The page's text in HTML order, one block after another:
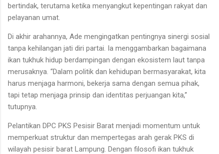
bertindak, terutama ketika menyangkut kepentingan rakyat dan
pelayanan umat.
Di akhir arahannya, Ade mengingatkan pentingnya sinergi sosial
tanpa kehilangan jati diri partai. Ia menggambarkan bagaimana
ikan tukhuk hidup berdampingan dengan ekosistem laut tanpa
merusaknya. “Dalam politik dan kehidupan bermasyarakat, kita
harus menjaga harmoni, bekerja sama dengan semua pihak,
tapi tetap menjaga prinsip dan identitas perjuangan kita,”
tutupnya.
Pelantikan DPC PKS Pesisir Barat menjadi momentum untuk
memperkuat struktur dan mempertegas arah gerak PKS di
wilayah pesisir barat Lampung. Dengan filosofi ikan tukhuk